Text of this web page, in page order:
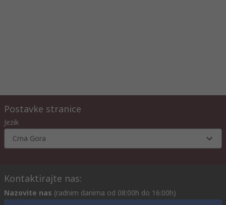
Postavke stranice
Jezik
Crna Gora
Kontaktirajte nas:
Nazovite nas (radnim danima od 08:00h do 16:00h)